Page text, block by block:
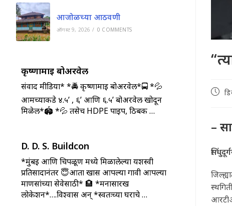
Post
–
आजोळच्या आठवणी
ऑगस्ट 9, 2026 / 0 COMMENTS
कृष्णामाई बोअरवेल
संवाद मीडिया* *🚔 कृष्णामाई बोअरवेल*🚍 *💦
आमच्याकडे ४.५’ , ६’ आणि ६.५’ बोअरवेल खोदून
मिळेल*🏟️ *💦 तसेच HDPE पाईप, ठिबक …
D. D. S. Buildcon
*मुंबई आणि चिपळूण मध्ये मिळालेल्या यशस्वी
प्रतिसादानंतर 😇आता खास आपल्या गावी आपल्या
माणसांच्या सेवेसाठी* 🏨 *मनासारख
लोकेशन*….विश्वास अन् *स्वतःच्या घराचे …